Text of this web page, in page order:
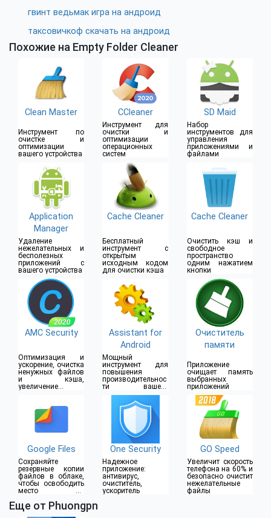
гвинт ведьмак игра на андроид
таксовичкоф скачать на андроид
Похожие на Empty Folder Cleaner
Clean Master
Инструмент по
очистке и
оптимизации
вашего устройства
CCleaner
Инструмент для
очистки и
оптимизации
операционных
систем
SD Maid
Набор
инструментов для
управления
приложениями и
файлами
Application
Manager
Удаление
нежелательных и
бесполезных
приложений с
вашего устройства
Cache Cleaner
Бесплатный
инструмент с
открытым
исходным кодом
для очистки кэша
Cache Cleaner
Очистить кэш и
свободное
пространство
одним нажатием
кнопки
AMC Security
Оптимизация и
ускорение, очистка
ненужных файлов
и кэша,
увеличение
Assistant for
Android
Мощный
инструмент для
повышения
производительнос
ти вашего
устройства
Очиститель
памяти
Приложение
очищает память
выбранных
приложений
Google Files
Сохраняйте
резервные копии
файлов в облаке,
чтобы освободить
место на
One Security
Надежное
приложение:
антивирус,
очиститель,
ускоритель
GO Speed
Увеличит скорость
телефона на 60% и
безопасно очистит
нежелательные
файлы
Еще от Phuongpn